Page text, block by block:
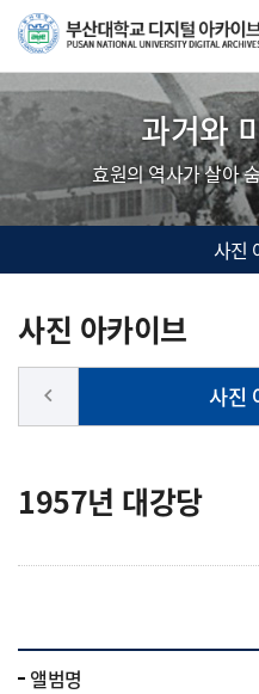
Skip Menu
과거와
효원의 역사가 살아
사진
사진 아카이브
사진
keyboard_arrow_left
1957년 대강당
앨범명